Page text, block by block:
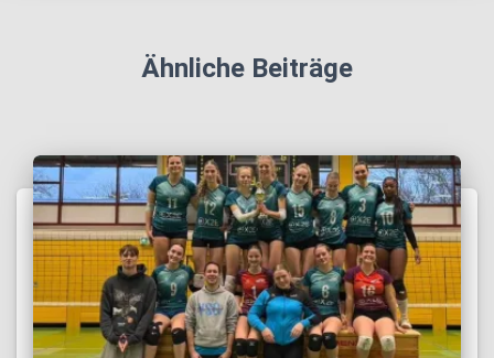
Ähnliche Beiträge